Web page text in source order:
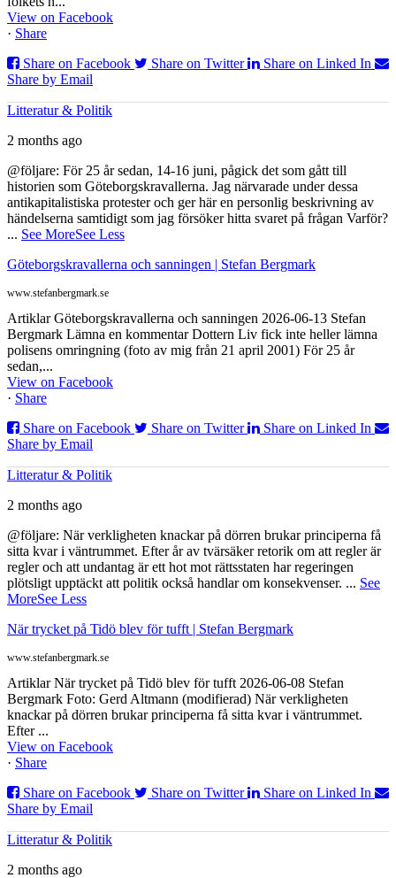
View on Facebook
· Share
Share on Facebook
Share on Twitter
Share on Linked In
Share by Email
Litteratur & Politik
2 months ago
@följare: För 25 år sedan, 14-16 juni, pågick det som gått till
historien som Göteborgskravallerna. Jag närvarade under dessa
antikapitalistiska protester och ger här en personlig beskrivning av
händelserna samtidigt som jag försöker hitta svaret på frågan Varför?
... See MoreSee Less
Göteborgskravallerna och sanningen | Stefan Bergmark
www.stefanbergmark.se
Artiklar Göteborgskravallerna och sanningen 2026-06-13 Stefan
Bergmark Lämna en kommentar Dottern Liv fick inte heller lämna
polisens omringning (foto av mig från 21 april 2001) För 25 år
sedan,...
View on Facebook
· Share
Share on Facebook
Share on Twitter
Share on Linked In
Share by Email
Litteratur & Politik
2 months ago
@följare: När verkligheten knackar på dörren brukar principerna få
sitta kvar i väntrummet. Efter år av tvärsäker retorik om att regler är
regler och att undantag är ett hot mot rättsstaten har regeringen
plötsligt upptäckt att politik också handlar om konsekvenser. ... See
MoreSee Less
När trycket på Tidö blev för tufft | Stefan Bergmark
www.stefanbergmark.se
Artiklar När trycket på Tidö blev för tufft 2026-06-08 Stefan
Bergmark Foto: Gerd Altmann (modifierad) När verkligheten
knackar på dörren brukar principerna få sitta kvar i väntrummet.
Efter ...
View on Facebook
· Share
Share on Facebook
Share on Twitter
Share on Linked In
Share by Email
Litteratur & Politik
2 months ago